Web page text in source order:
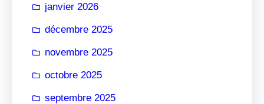
janvier 2026
décembre 2025
novembre 2025
octobre 2025
septembre 2025